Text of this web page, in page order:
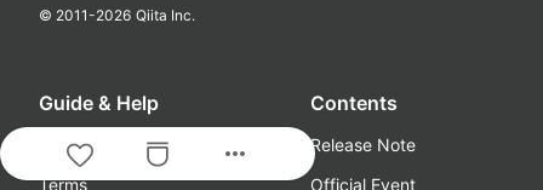
more_horiz
© 2011-2026 Qiita Inc.
Guide & Help
About
Terms
Contents
Release Note
Official Event